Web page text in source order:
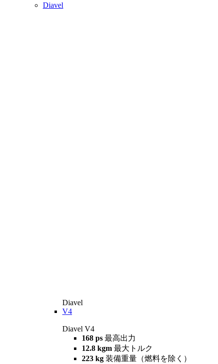
Diavel
Diavel
V4
Diavel V4
168 ps 最高出力
12.8 kgm 最大トルク
223 kg 装備重量（燃料を除く）